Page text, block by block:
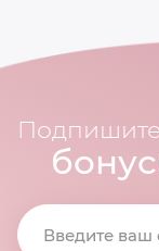
Введите ваш